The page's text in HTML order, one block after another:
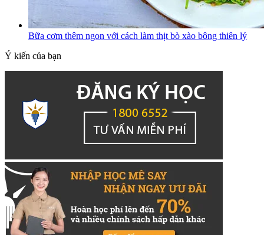
Bữa cơm thêm ngon với cách làm thịt bò xào bông thiên lý
Ý kiến của bạn